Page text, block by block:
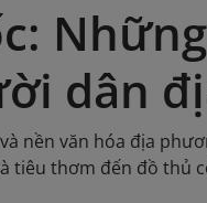
dân
nền văn hóa địa
thơm đến đồ thủ